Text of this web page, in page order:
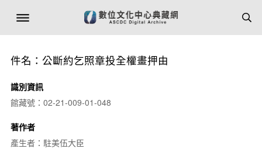
件名：公斷約乞照章投全權畫押由
識別資訊
館藏號：02-21-009-01-048
著作者
產生者：駐美伍大臣